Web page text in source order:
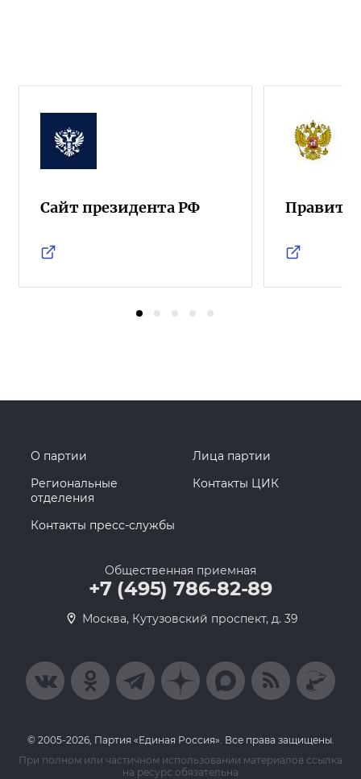
Сайт президента РФ
О партии
Лица партии
Региональные
отделения
Контакты ЦИК
Контакты пресс-службы
Общественная приемная
+7 (495) 786-82-89
Москва, Кутузовский проспект, д. 39
© 2005-2026, Партия «Единая Россия». Все права защищены.
При полном или частичном использовании материалов ссылка
на ресурс обязательна